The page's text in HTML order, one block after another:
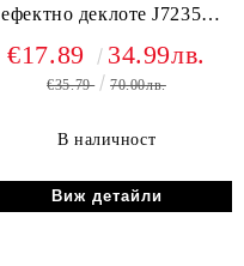
ефектно деклоте J72358
€17.89 34.99лв.
€35.79 70.00лв.
В наличност
Виж детайли